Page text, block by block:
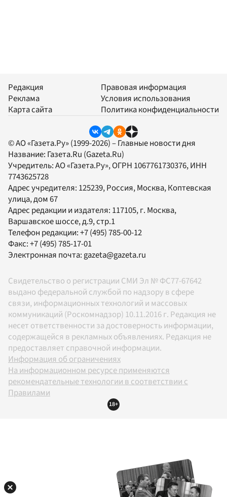
Редакция
Реклама
Карта сайта
Правовая информация
Условия использования
Политика конфиденциальности
© АО «Газета.Ру» (1999-2026) – Главные новости дня
Название: Газета.Ru (Gazeta.Ru)
Учредитель:АО «Газета.Ру», ОГРН 1067761730376, ИНН
7743625728
Адрес учредителя: 125239, Россия, Москва, Коптевская
улица, дом 67
Адрес редакции и издателя: 117105, г. Москва,
Варшавское шоссе, д.9, стр.1
Телефон редакции:+7 (495) 785-00-12
Факс:+7 (495) 785-17-01
Электронная почта: gazeta@gazeta.ru
Свидетельство о регистрации СМИ Эл № ФС77-67642
выдано федеральной службой по надзору в сфере
связи, информационных технологий и массовых
коммуникаций (Роскомнадзор) 10.11.2016 г. Редакция не
несет ответственности за достоверность информации,
содержащейся в рекламных объявлениях. Редакция не
предоставляет справочной информации.
Информация об ограничениях
На информационном ресурсе применяются
рекомендательные технологии в соответствии с
Правилами
18+